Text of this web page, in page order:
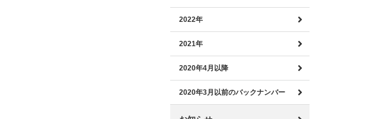
2022年
2021年
2020年4月以降
2020年3月以前のバックナンバー